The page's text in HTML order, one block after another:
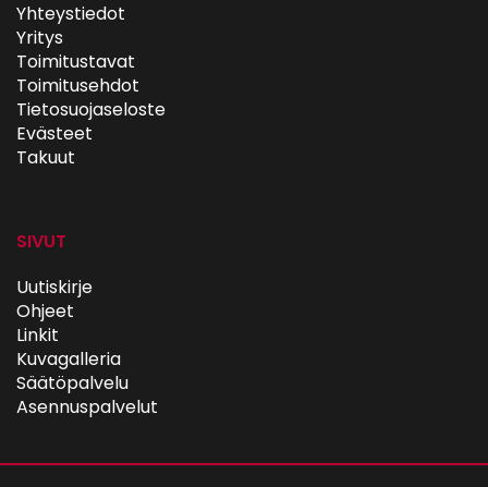
Yhteystiedot
Yritys
Toimitustavat
Toimitusehdot
Tietosuojaseloste
Evästeet
Takuut
SIVUT
Uutiskirje
Ohjeet
Linkit
Kuvagalleria
Säätöpalvelu
Asennuspalvelut